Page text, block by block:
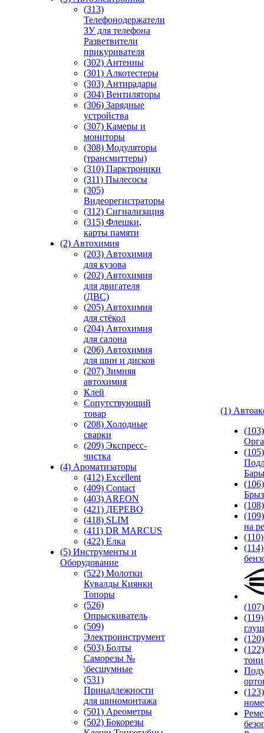
(313)
Телефонодержатели
ЗУ для телефона
Разветвители
прикуривателя
(302) Антенны
(301) Алкотестеры
(303) Антирадары
(304) Вентиляторы
(306) Зарядные
устройства
(307) Камеры и
мониторы
(308) Модуляторы
(трансмиттеры)
(310) Парктроники
(311) Пылесосы
(305)
Видеорегистраторы
(312) Сигнализация
(315) Флешки,
карты памяти
(2) Автохимия
(203) Автохимия
для кузова
(202) Автохимия
для двигателя
(ДВС)
(205) Автохимия
для стёкол
(204) Автохимия
для салона
(206) Автохимия
для шин и дисков
(207) Зимняя
автохимия
Клей
Сопутствующий
товар
(208) Холодные
сварки
(209) Экспреcс-
чистка
(4) Ароматизаторы
(412) Excellent
(409) Contact
(403) AREON
(421) ДЕРЕВО
(418) SLIM
(411) DR MARCUS
(422) Елка
(5) Инструменты и
Оборудование
(522) Молотки
Кувалды Киянки
Топоры
(526)
Опрыскиватель
(509)
Электроинструмент
(503) Болты
Саморезы №
\бесшумные
(531)
Принадлежности
для шиномонтажа
(501) Ареометры
(502) Бокорезы
(1)
(105)
Бары
(106)
на